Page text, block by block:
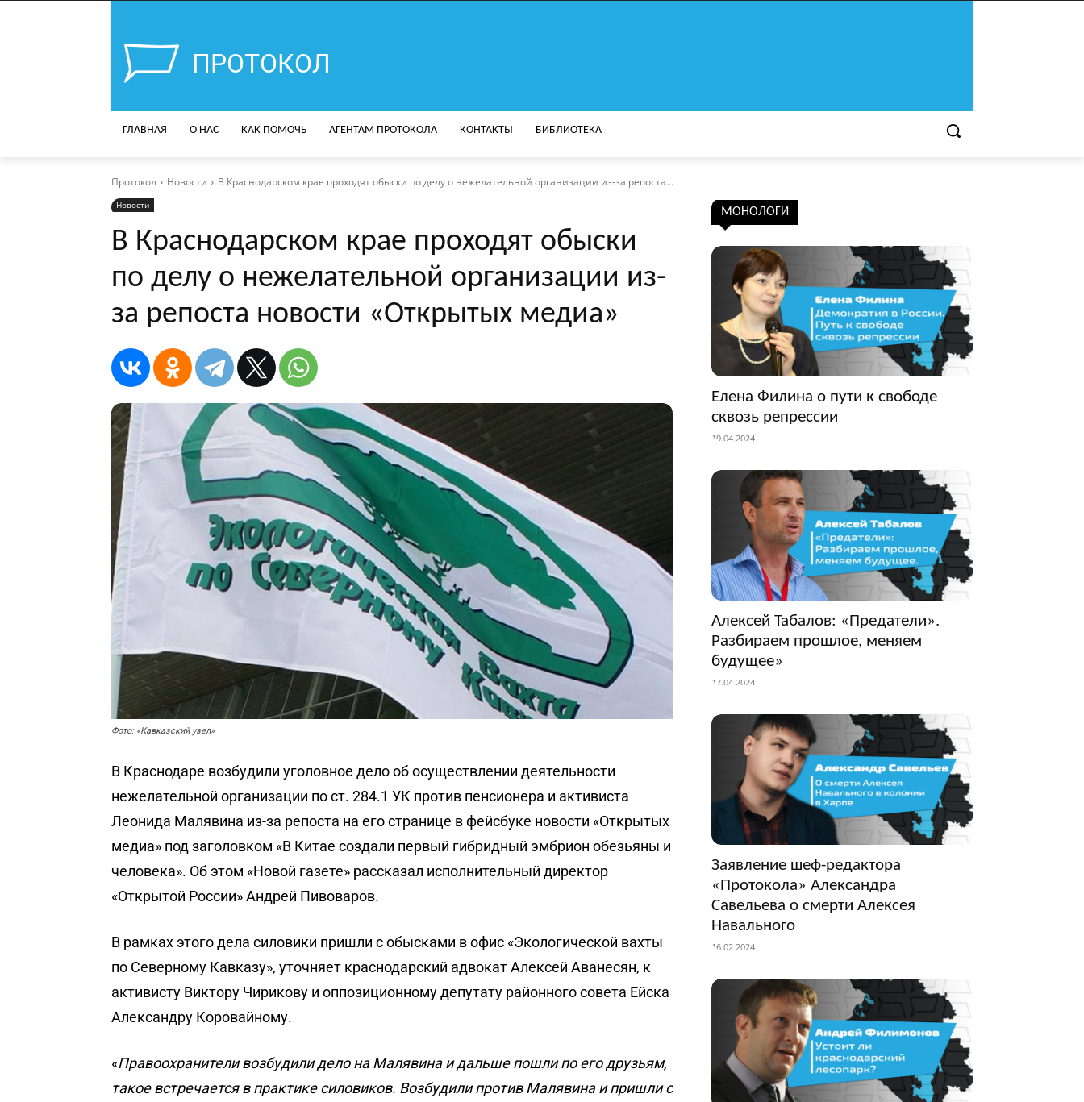
ПРОТОКОЛ
ГЛАВНАЯ О НАС КАК ПОМОЧЬ АГЕНТАМ ПРОТОКОЛА КОНТАКТЫ БИБЛИОТЕКА
Протокол Новости В Краснодарском крае проходят обыски по делу о нежелательной организации из-за репоста...
Новости
В Краснодарском крае проходят обыски
по делу о нежелательной организации из-
за репоста новости «Открытых медиа»
Фото: «Кавказский узел»
В Краснодаре возбудили уголовное дело об осуществлении деятельности
нежелательной организации по ст. 284.1 УК против пенсионера и активиста
Леонида Малявина из-за репоста на его странице в фейсбуке новости «Открытых
медиа» под заголовком «В Китае создали первый гибридный эмбрион обезьяны и
человека». Об этом «Новой газете» рассказал исполнительный директор
«Открытой России» Андрей Пивоваров.
В рамках этого дела силовики пришли с обысками в офис «Экологической вахты
по Северному Кавказу», уточняет краснодарский адвокат Алексей Аванесян, к
активисту Виктору Чирикову и оппозиционному депутату районного совета Ейска
Александру Коровайному.
«Правоохранители возбудили дело на Малявина и дальше пошли по его друзьям,
такое встречается в практике силовиков. Возбудили против Малявина и пришли с
МОНОЛОГИ
Елена Филина о пути к свободе
сквозь репрессии
19.04.2024
Алексей Табалов: «Предатели».
Разбираем прошлое, меняем
будущее»
17.04.2024
Заявление шеф-редактора
«Протокола» Александра
Савельева о смерти Алексея
Навального
16.02.2024